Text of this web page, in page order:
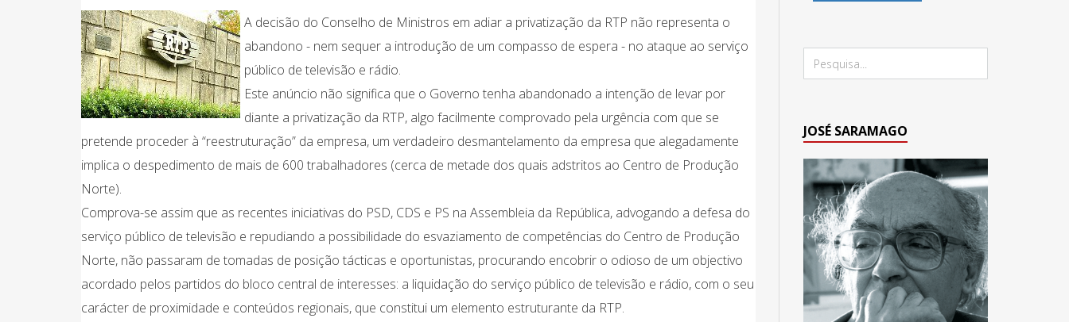
A decisão do Conselho de Ministros em adiar a privatização da RTP não representa o
abandono - nem sequer a introdução de um compasso de espera - no ataque ao serviço
público de televisão e rádio.
Este anúncio não significa que o Governo tenha abandonado a intenção de levar por
diante a privatização da RTP, algo facilmente comprovado pela urgência com que se
pretende proceder à “reestruturação” da empresa, um verdadeiro desmantelamento da empresa que alegadamente
implica o despedimento de mais de 600 trabalhadores (cerca de metade dos quais adstritos ao Centro de Produção
Norte).
Comprova-se assim que as recentes iniciativas do PSD, CDS e PS na Assembleia da República, advogando a defesa do
serviço público de televisão e repudiando a possibilidade do esvaziamento de competências do Centro de Produção
Norte, não passaram de tomadas de posição tácticas e oportunistas, procurando encobrir o odioso de um objectivo
acordado pelos partidos do bloco central de interesses: a liquidação do serviço público de televisão e rádio, com o seu
carácter de proximidade e conteúdos regionais, que constitui um elemento estruturante da RTP.
JOSÉ SARAMAGO